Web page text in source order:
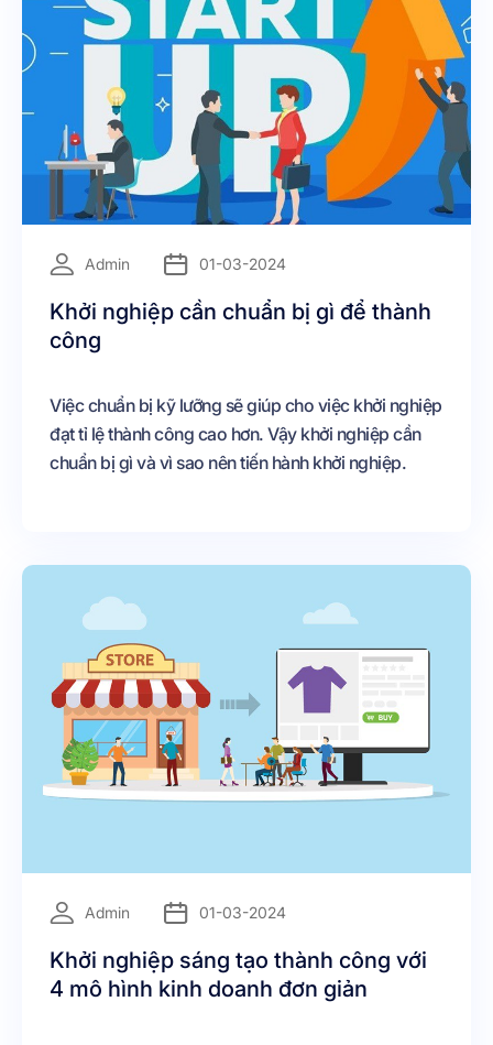
Admin 01-03-2024
Khởi nghiệp cần chuẩn bị gì để thành
công
Việc chuẩn bị kỹ lưỡng sẽ giúp cho việc khởi nghiệp
đạt tỉ lệ thành công cao hơn. Vậy khởi nghiệp cần
chuẩn bị gì và vì sao nên tiến hành khởi nghiệp.
Admin 01-03-2024
Khởi nghiệp sáng tạo thành công với
4 mô hình kinh doanh đơn giản